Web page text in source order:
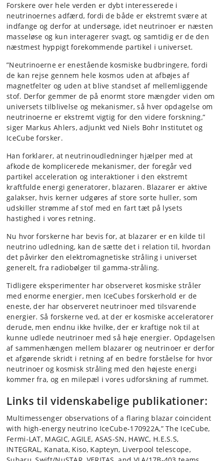
Forskere over hele verden er dybt interesserede i
neutrinoernes adfærd, fordi de både er ekstremt svære at
indfange og derfor at undersøge, idet neutrinoer er næsten
masseløse og kun interagerer svagt, og samtidig er de den
næstmest hyppigt forekommende partikel i universet.
”Neutrinoerne er enestående kosmiske budbringere, fordi
de kan rejse gennem hele kosmos uden at afbøjes af
magnetfelter og uden at blive standset af mellemliggende
stof. Derfor gemmer de på enormt store mængder viden om
universets tilblivelse og mekanismer, så hver opdagelse om
neutrinoerne er ekstremt vigtig for den videre forskning,”
siger Markus Ahlers, adjunkt ved Niels Bohr Institutet og
IceCube forsker.
Han forklarer, at neutrinoudledninger hjælper med at
afkode de komplicerede mekanismer, der foregår ved
partikel acceleration og interaktioner i den ekstremt
kraftfulde energi generatorer, blazaren. Blazarer er aktive
galakser, hvis kerner udgøres af store sorte huller, som
udskiller strømme af stof med en fart tæt på lysets
hastighed i vores retning.
Nu hvor forskerne har bevis for, at blazarer er en kilde til
neutrino udledning, kan de sætte det i relation til, hvordan
det påvirker den elektromagnetiske stråling i universet
generelt, fra radiobølger til gamma-stråling.
Tidligere eksperimenter har observeret kosmiske stråler
med enorme energier, men IceCubes forskerhold er de
eneste, der har observeret neutrinoer med tilsvarende
energier. Så forskerne ved, at der er kosmiske acceleratorer
derude, men endnu ikke hvilke, der er kraftige nok til at
kunne udlede neutrinoer med så høje energier. Opdagelsen
af sammenhængen mellem blazarer og neutrinoer er derfor
et afgørende skridt i retning af en bedre forståelse for hvor
neutrinoer og kosmisk stråling med den højeste energi
kommer fra, og en milepæl i vores udforskning af rummet.
Links til videnskabelige publikationer:
Multimessenger observations of a flaring blazar coincident
with high-energy neutrino IceCube-170922A,” The IceCube,
Fermi-LAT, MAGIC, AGILE, ASAS-SN, HAWC, H.E.S.S,
INTEGRAL, Kanata, Kiso, Kapteyn, Liverpool telescope,